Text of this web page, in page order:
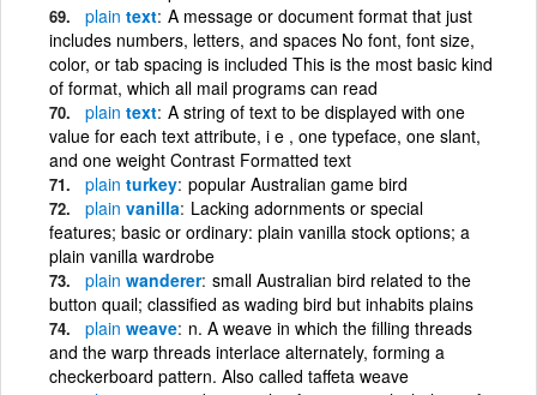
plain text A message or document format that just
includes numbers, letters, and spaces No font, font size,
color, or tab spacing is included This is the most basic kind
of format, which all mail programs can read
plain text A string of text to be displayed with one
value for each text attribute, i e , one typeface, one slant,
and one weight Contrast Formatted text
plain turkey popular Australian game bird
plain vanilla Lacking adornments or special
features; basic or ordinary: plain vanilla stock options; a
plain vanilla wardrobe
plain wanderer small Australian bird related to the
button quail; classified as wading bird but inhabits plains
plain weave n. A weave in which the filling threads
and the warp threads interlace alternately, forming a
checkerboard pattern. Also called taffeta weave